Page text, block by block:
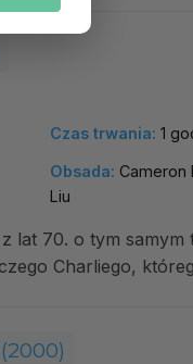
Czas trwania: 1
Obsada: Cameron
Liu
lat 70. o tym
Charliego,
(2000)